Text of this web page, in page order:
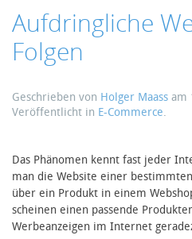
Aufdringliche
Folgen
Geschrieben von Holger Maass am
Veröffentlicht in E-Commerce.
Das Phänomen kennt fast jeder
man die Website einer
über ein Produkt in einem
scheinen einen passende
Werbeanzeigen im Internet